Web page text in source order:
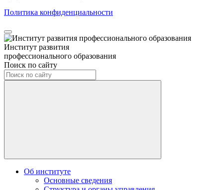
Политика конфиденциальности
Институт развития
профессионального образования
Поиск по сайту
Об институте
Основные сведения